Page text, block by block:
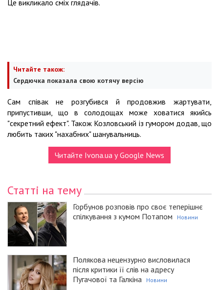
Це викликало сміх глядачів.
Читайте також:
Сердючка показала свою котячу версію
Сам співак не розгубився й продовжив жартувати,
припустивши, що в солодощах може ховатися якийсь
"секретний ефект". Також Козловський із гумором додав, що
любить таких "нахабних" шанувальниць.
Читайте Ivona.ua у Google News
Статті на тему
Горбунов розповів про своє теперішнє
спілкування з кумом Потапом
Новини
Полякова нецензурно висловилася
після критики її слів на адресу
Пугачової та Галкіна
Новини